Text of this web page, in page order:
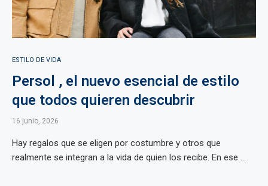
ESTILO DE VIDA
Persol , el nuevo esencial de estilo
que todos quieren descubrir
16 junio, 2026
Hay regalos que se eligen por costumbre y otros que
realmente se integran a la vida de quien los recibe. En ese ...